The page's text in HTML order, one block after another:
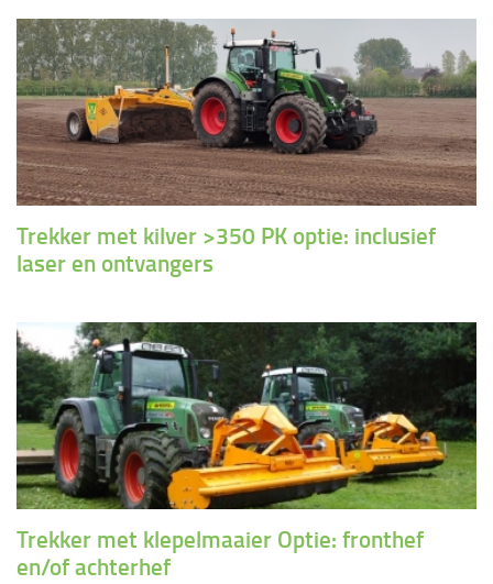
Trekker met kilver >350 PK optie: inclusief
laser en ontvangers
Trekker met klepelmaaier Optie: fronthef
en/of achterhef